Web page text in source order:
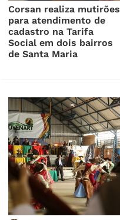
Corsan realiza mutirões
para atendimento de
cadastro na Tarifa
Social em dois bairros
de Santa Maria